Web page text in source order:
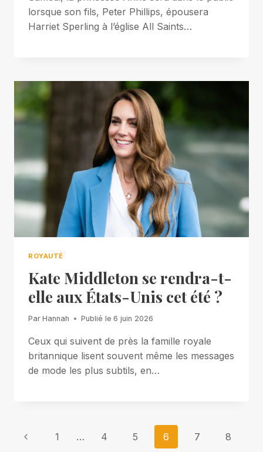
lorsque son fils, Peter Phillips, épousera
Harriet Sperling à l’église All Saints…
ROYAUTÉ
Kate Middleton se rendra-t-
elle aux États-Unis cet été ?
Par Hannah Publié le 6 juin 2026
Ceux qui suivent de près la famille royale
britannique lisent souvent même les messages
de mode les plus subtils, en…
Page
Previous
1 … 4 5 6 7 8